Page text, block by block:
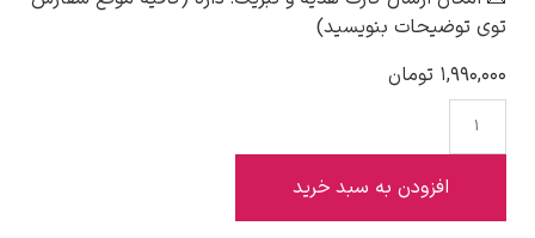
ادگار دگا
توی توضیحات بنویسید)
۱,۹۹۰,۰۰۰ تومان
افزودن به سبد خرید